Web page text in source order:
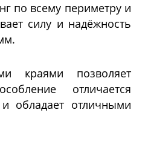
по всему периметру и
силу и надёжность
краями позволяет
отличается
обладает отличными